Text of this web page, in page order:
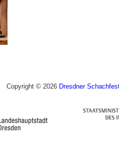
Copyright © 2026 Dresdner